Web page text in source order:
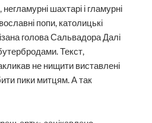
шахтарі і гламурні
попи, католицькі
голова Сальвадора Далі
Текст,
не нищити виставлені
пики митцям. А так